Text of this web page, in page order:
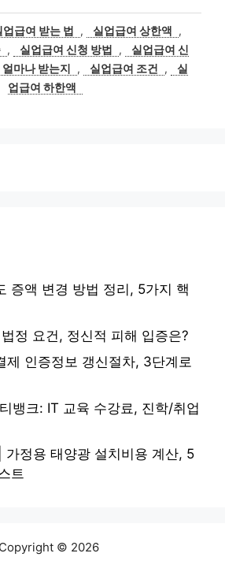
업급여 받는 법 , 실업급여 상한액
,
, 실업급여 신청 방법 ,
실업급여 신
마나 받는지 , 실업급여 조건 ,
실
업급여 하한액
증액 변경 방법 정리, 5가지 핵
정 요건, 정신적 피해 입증은?
제 인증정보 갱신절차, 3단계로
뱅크: IT 교육 수강료, 진학/취업
가정용 태양광 설치비용 계산, 5
트
Copyright © 2026